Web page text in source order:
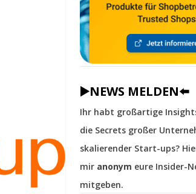
▶️NEWS MELDEN⬅️
Ihr habt großartige
die Secrets großer
skalierender Start-ups?
mir anonym eure Insider-
mitgeben.